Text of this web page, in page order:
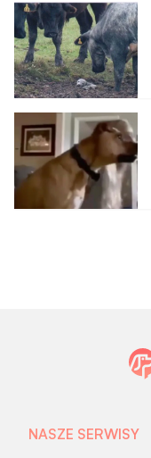
NASZE SERWISY